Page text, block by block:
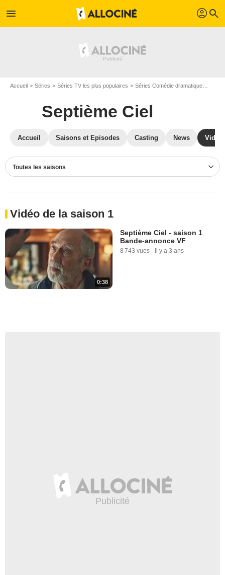
menu profil search
Accueil Séries Séries TV les plus populaires Séries Comédie dramatique
Septième Ciel
Accueil Saisons et Episodes Casting News
Toutes les saisons
Vidéo de la saison 1
0:38
Septième Ciel - saison 1
Bande-annonce VF
8 743 vues - Il y a 3 ans